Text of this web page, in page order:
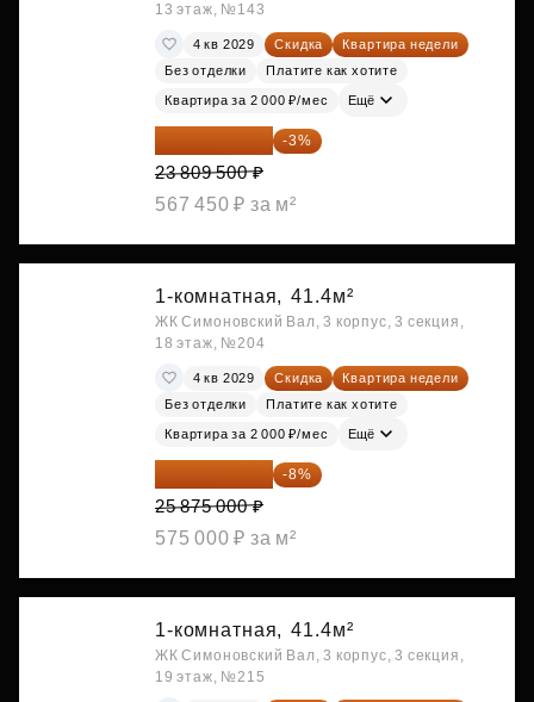
13 этаж, №143
4 кв 2029 Скидка
Квартира недели
Без отделки
Платите как хотите
Квартира за 2 000 ₽/мес Ещё
23 095 215 ₽ -3%
23 809 500 ₽
567 450 ₽ за м²
1-комнатная, 41.4м²
ЖК Симоновский Вал, 3 корпус, 3 секция,
18 этаж, №204
4 кв 2029 Скидка
Квартира недели
Без отделки
Платите как хотите
Квартира за 2 000 ₽/мес Ещё
23 805 000 ₽ -8%
25 875 000 ₽
575 000 ₽ за м²
1-комнатная, 41.4м²
ЖК Симоновский Вал, 3 корпус, 3 секция,
19 этаж, №215